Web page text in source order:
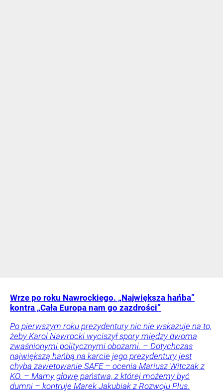
Wrze po roku Nawrockiego. „Największa hańba”
kontra „Cała Europa nam go zazdrości”
Po pierwszym roku prezydentury nic nie wskazuje na to,
żeby Karol Nawrocki wyciszył spory między dwoma
zwaśnionymi politycznymi obozami. – Dotychczas
największą hańbą na karcie jego prezydentury jest
chyba zawetowanie SAFE – ocenia Mariusz Witczak z
KO. – Mamy głowę państwa, z której możemy być
dumni – kontruje Marek Jakubiak z Rozwoju Plus.